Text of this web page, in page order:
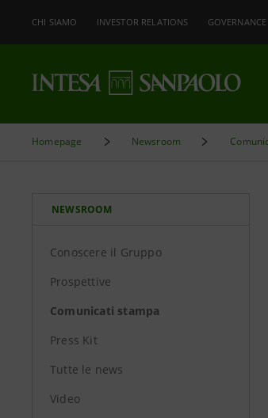
CHI SIAMO INVESTOR RELATIONS GOVERNANCE
Homepage Newsroom
NEWSROOM
Conoscere il Gruppo
Prospettive
Comunicati stampa
Press Kit
Tutte le news
Video